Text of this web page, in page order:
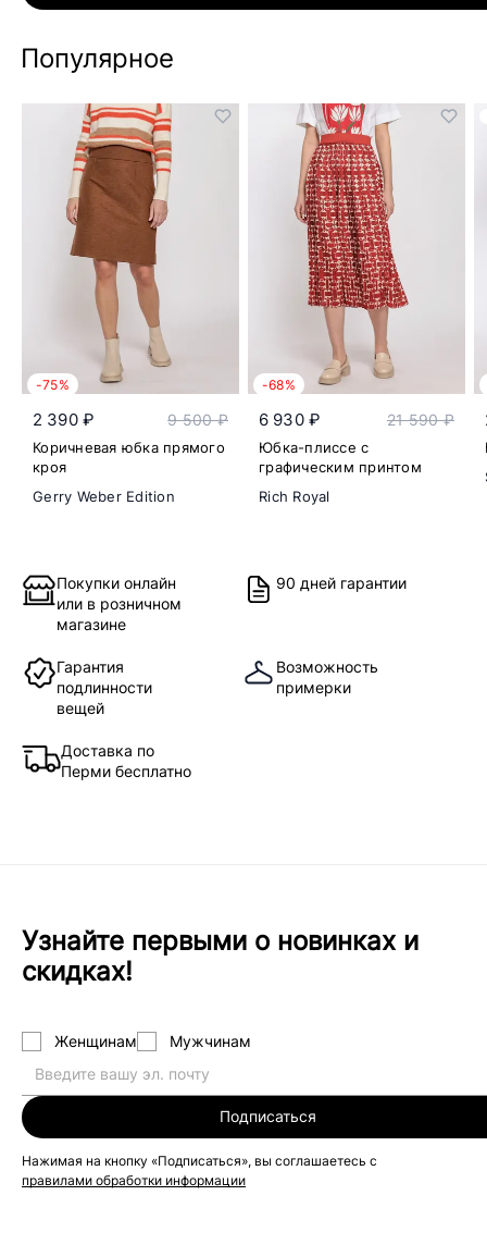
Популярное
-75%
2 390 ₽ 9 500 ₽
Коричневая юбка прямого
кроя
Gerry Weber Edition
-68%
6 930 ₽ 21 590 ₽
Юбка-плиссе с
графическим принтом
Rich Royal
Покупки онлайн
или в розничном
магазине
90 дней гарантии
Гарантия
подлинности
вещей
Возможность
примерки
Доставка по
Перми бесплатно
Узнайте первыми о новинках и
скидках!
Женщинам Мужчинам
Подписаться
Нажимая на кнопку «Подписаться», вы соглашаетесь с
правилами обработки информации